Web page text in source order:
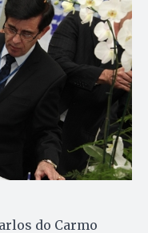
do Carmo